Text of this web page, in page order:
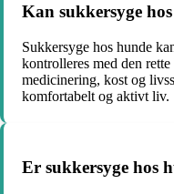
Kan sukkersyge
Sukkersyge hos hunde
kontrolleres med den
medicinering, kost og
komfortabelt og aktivt liv.
Er sukkersyge hos